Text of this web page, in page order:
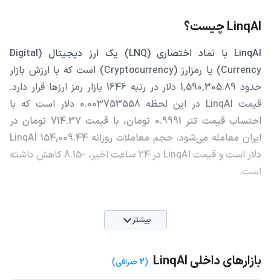
LinqAI چیست؟
LinqAI با نماد اختصاری (LNQ) یک ارز دیجیتال (Digital
Currency) یا رمزارز (Cryptocurrency) است که با ارزش بازار
حدود 1,590,305.89 دلار در رتبه 1646 بازار رمز ارزها قرار دارد.
قیمت LinqAI در این لحظه 0.003753558 دلار است که با
احتساب قیمت تتر 0.9991 تومان، با قیمت 714.37 تومان در
ایران معامله می‌شود. حجم معاملات روزانه LinqAI 154,009.44
دلار است و قیمت LinqAI در 24 ساعت اخیر، -8.15 کاهش داشته
است.
بیشتر
بازارهای داخلی LinqAI (2 صرافی)